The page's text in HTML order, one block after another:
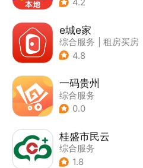
4.2
e城e家
综合服务
租房买房
4.8
一码贵州
综合服务
0.0
桂盛市民云
综合服务
1.8